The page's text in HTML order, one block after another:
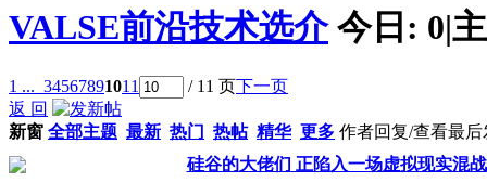
VALSE前沿技术选介 今日: 0|
1 ... 34567891011 / 11 页下一页
返 回
新窗 全部主题 最新 热门 热帖 精华 更多 作者回复/查看最后
硅谷的大佬们 正陷入一场虚拟现实混战